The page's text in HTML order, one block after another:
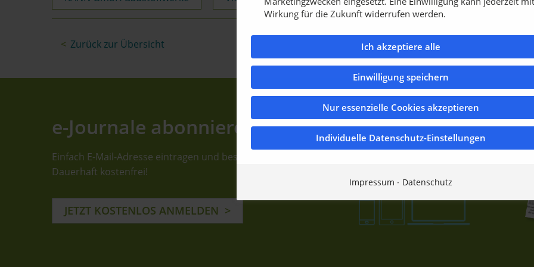
Zurück zur Übersicht
e-Journale abonnieren
Einfach E-Mail-Adresse eintragen und bestätigen.
Dauerhaft kostenfrei!
JETZT KOSTENLOS ANMELDEN
Wirkung für die Zukunft widerrufen werden.
Ich akzeptiere alle
Einwilligung speichern
Nur essenzielle Cookies akzeptieren
Individuelle Datenschutz-Einstellungen
Impressum Datenschutz